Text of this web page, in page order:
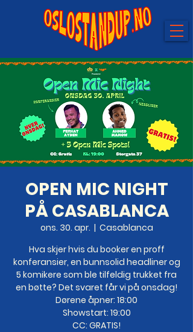
OPEN MIC NIGHT
PÅ CASABLANCA
ons. 30. apr.
  |
Casablanca
Hva skjer hvis du booker en proff
konferansier, en bunnsolid headliner og
5 komikere som ble tilfeldig trukket fra
en bøtte? Det svaret får vi på onsdag!
Dørene åpner: 18:00
Showstart: 19:00
CC: GRATIS!